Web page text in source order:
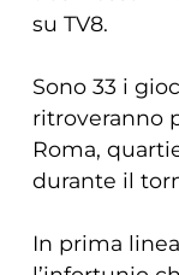
su TV8.
Sono 33 i
ritroveranno
Roma,
durante il
In prima